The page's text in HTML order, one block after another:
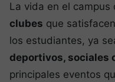
La vida en el campus
clubes que
los estudiantes, ya
deportivos, sociales
principales eventos